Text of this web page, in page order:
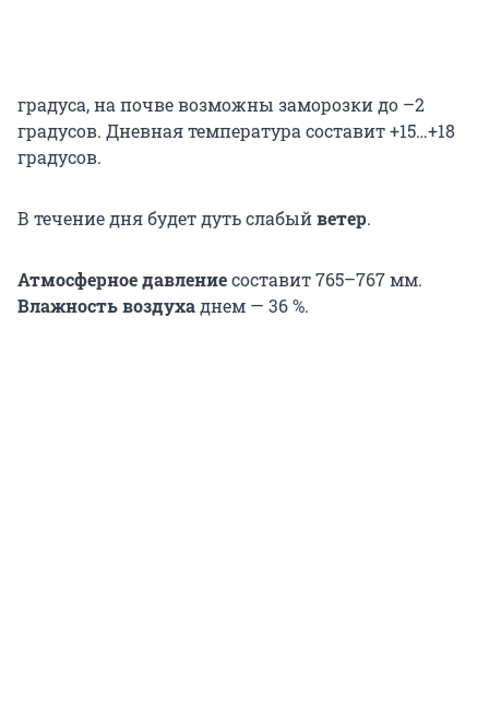
градуса, на почве возможны заморозки до –2
градусов. Дневная температура составит +15…+18
градусов.
В течение дня будет дуть слабыйветер.
Атмосферное давлениесоставит 765–767 мм.
Влажность воздухаднем — 36 %.